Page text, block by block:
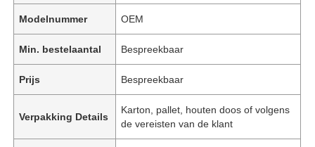
Modelnummer OEM
Min. bestelaantal Bespreekbaar
Prijs Bespreekbaar
Verpakking Details
Karton, pallet, houten doos of volgens
de vereisten van de klant